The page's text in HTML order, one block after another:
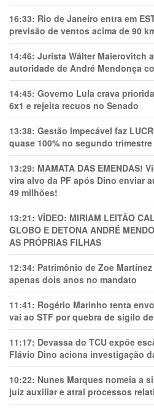
16:33: Rio de Janeiro entra em
previsão de ventos acima de 90
14:46: Jurista Wálter Maierovitch
autoridade de André Mendonça
14:45: Governo Lula crava
6x1 e rejeita recuos no Senado
13:38: Gestão impecável faz
quase 100% no segundo trimestre
13:29: MAMATA DAS EMENDAS!
vira alvo da PF após Dino enviar
49 milhões!
13:21: VÍDEO: MIRIAM LEITÃO
GLOBO E DETONA ANDRÉ
AS PRÓPRIAS FILHAS
12:34: Patrimônio de Zoe
apenas dois anos no mandato
11:41: Rogério Marinho tenta
vai ao STF por quebra de sigilo
11:17: Devassa do TCU expõe
Flávio Dino aciona investigação
10:22: Nunes Marques nomeia a
juiz auxiliar e atrai processos